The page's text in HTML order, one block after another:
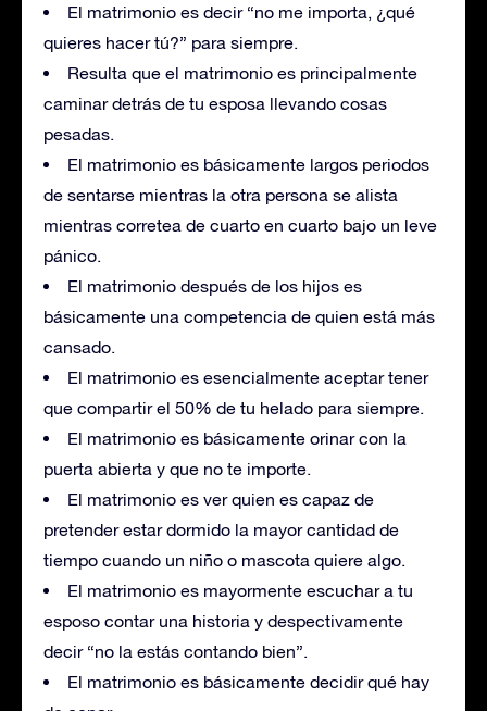
El matrimonio es decir “no me importa, ¿qué
quieres hacer tú?” para siempre.
Resulta que el matrimonio es principalmente
caminar detrás de tu esposa llevando cosas
pesadas.
El matrimonio es básicamente largos periodos
de sentarse mientras la otra persona se alista
mientras corretea de cuarto en cuarto bajo un leve
pánico.
El matrimonio después de los hijos es
básicamente una competencia de quien está más
cansado.
El matrimonio es esencialmente aceptar tener
que compartir el 50% de tu helado para siempre.
El matrimonio es básicamente orinar con la
puerta abierta y que no te importe.
El matrimonio es ver quien es capaz de
pretender estar dormido la mayor cantidad de
tiempo cuando un niño o mascota quiere algo.
El matrimonio es mayormente escuchar a tu
esposo contar una historia y despectivamente
decir “no la estás contando bien”.
El matrimonio es básicamente decidir qué hay